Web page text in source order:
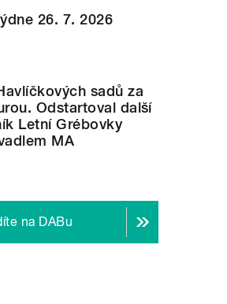
26. 7. 2026
sadů za
Odstartoval další
Letní Grébovky
MA
na DABu